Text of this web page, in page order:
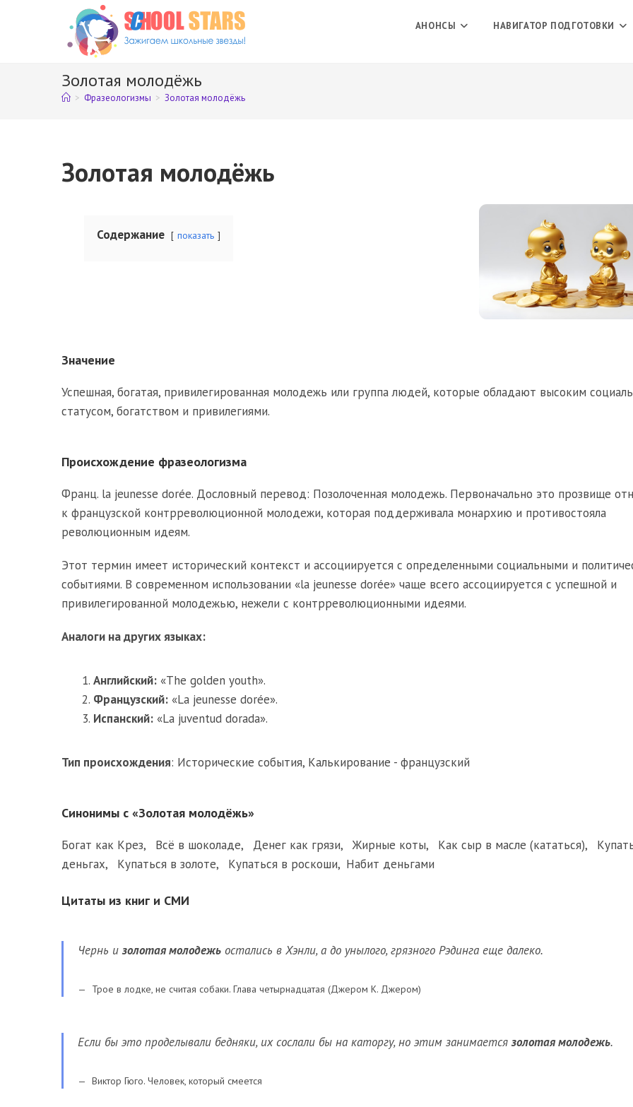
АНОНСЫ НАВИГАТОР ПОДГОТОВКИ
Золотая молодёжь
> Фразеологизмы > Золотая молодёжь
Золотая молодёжь
Содержание показать
Значение
Успешная, богатая, привилегированная молодежь или группа людей, которые обладают высоким
статусом, богатством и привилегиями.
Происхождение фразеологизма
Франц. la jeunesse dorée. Дословный перевод: Позолоченная молодежь. Первоначально это прозвище
к французской контрреволюционной молодежи, которая поддерживала монархию и противостояла
революционным идеям.
Этот термин имеет исторический контекст и ассоциируется с определенными социальными и
событиями. В современном использовании «la jeunesse dorée» чаще всего ассоциируется с успешной и
привилегированной молодежью, нежели с контрреволюционными идеями.
Аналоги на других языках:
Английский: «The golden youth».
Французский: «La jeunesse dorée».
Испанский: «La juventud dorada».
Тип происхождения: Исторические события, Калькирование - французский
Синонимы с «Золотая молодёжь»
Богат как Крез, Всё в шоколаде, Денег как грязи, Жирные коты, Как сыр в масле (кататься),
деньгах, Купаться в золоте, Купаться в роскоши, Набит деньгами
Цитаты из книг и СМИ
Чернь и золотая молодежь остались в Хэнли, а до унылого, грязного Рэдинга еще далеко.
Трое в лодке, не считая собаки. Глава четырнадцатая (Джером К. Джером)
Если бы это проделывали бедняки, их сослали бы на каторгу, но этим занимается золотая молодежь.
Виктор Гюго. Человек, который смеется